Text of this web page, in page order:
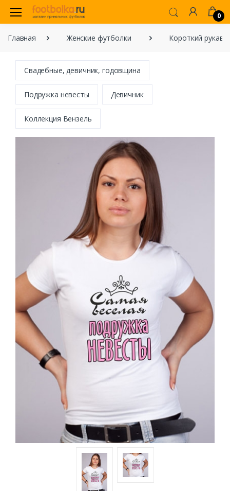
0
Главная Женские футболки Короткий рукав
Свадебные, девичник, годовщина
Подружка невесты Девичник
Коллекция Вензель